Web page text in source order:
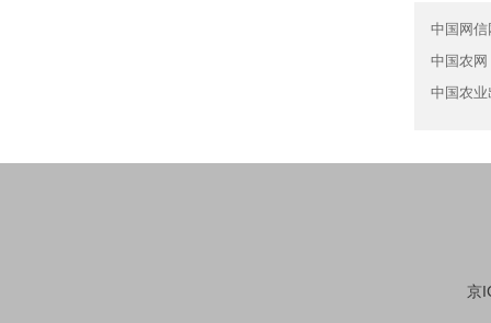
中国网信
中国农网
中国农业
京